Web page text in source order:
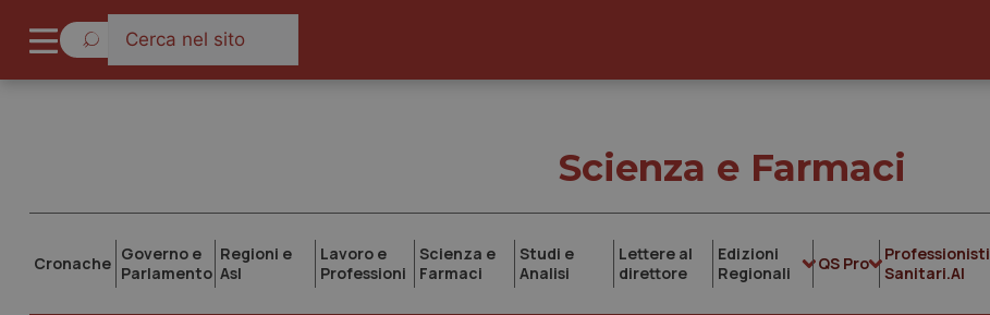
Scienza e Farmaci
Cronache Governo e
Parlamento
Regioni e
Asl
Lavoro e
Professioni
Scienza e
Farmaci
Studi e
Analisi
Lettere al
direttore
Edizioni
Regionali
QS Pro
Professionisti
Sanitari.AI